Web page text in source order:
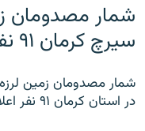
شمار مصدومان
سیرچ کرمان ۹۱ نفر اعلام شد
شمار مصدومان زمین
در استان کرمان ۹۱ نفر اعلام شد.